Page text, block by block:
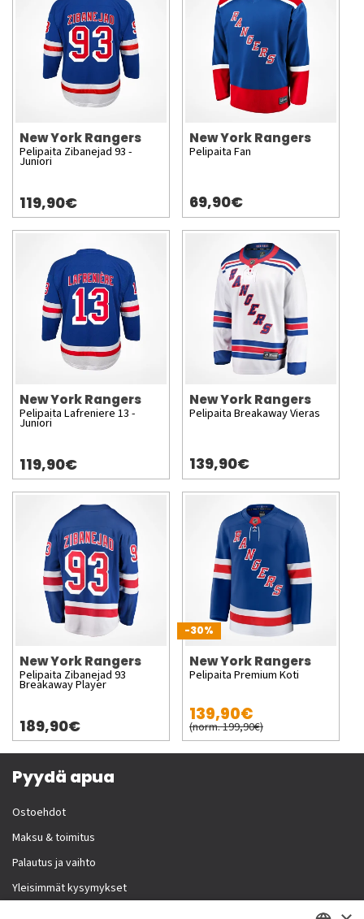
New York Rangers
Pelipaita Zibanejad 93 -
Juniori
119,90€
New York Rangers
Pelipaita Fan
69,90€
New York Rangers
Pelipaita Lafreniere 13 -
Juniori
119,90€
New York Rangers
Pelipaita Breakaway Vieras
139,90€
New York Rangers
Pelipaita Zibanejad 93
Breakaway Player
189,90€
-30%
New York Rangers
Pelipaita Premium Koti
139,90€
(norm. 199,90€)
Pyydä apua
Ostoehdot
Maksu & toimitus
Palautus ja vaihto
Yleisimmät kysymykset